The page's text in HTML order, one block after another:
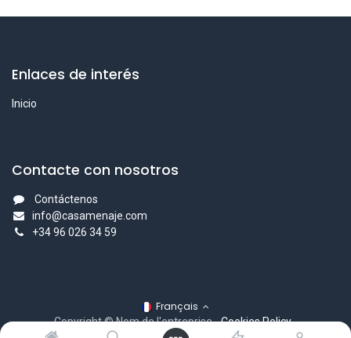
Enlaces de interés
Inicio
Contacte con nosotros
Contáctenos
info@casamenaje.com
+34 96 026 34 59
Copyright © Nom de l'entreprise-Cookies Policy
Français